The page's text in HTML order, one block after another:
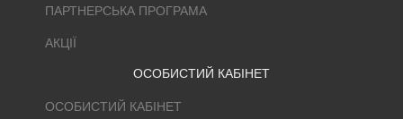
ПАРТНЕРСЬКА ПРОГРАМА
АКЦІЇ
ОСОБИСТИЙ КАБІНЕТ
ОСОБИСТИЙ КАБІНЕТ